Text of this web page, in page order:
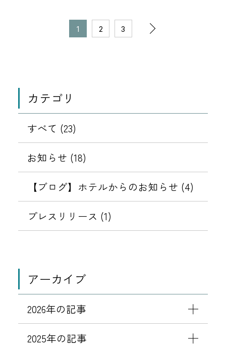
伴
パ
ス
ワ
ド
定
更
い
ュ
リ
テ
強
に
う
ワ
ー
ド
設
定
変
お
知
ら
誘
す
る
不
な
ッ
ー
り
す
し
内
対
1
よ
り
「
宿
6利
1 2 3
次
表
示
カテゴリ
すべて (23)
お知らせ (18)
【ブログ】ホテルからのお知らせ (4)
プレスリリース (1)
アーカイブ
2026年の記事
2025年の記事